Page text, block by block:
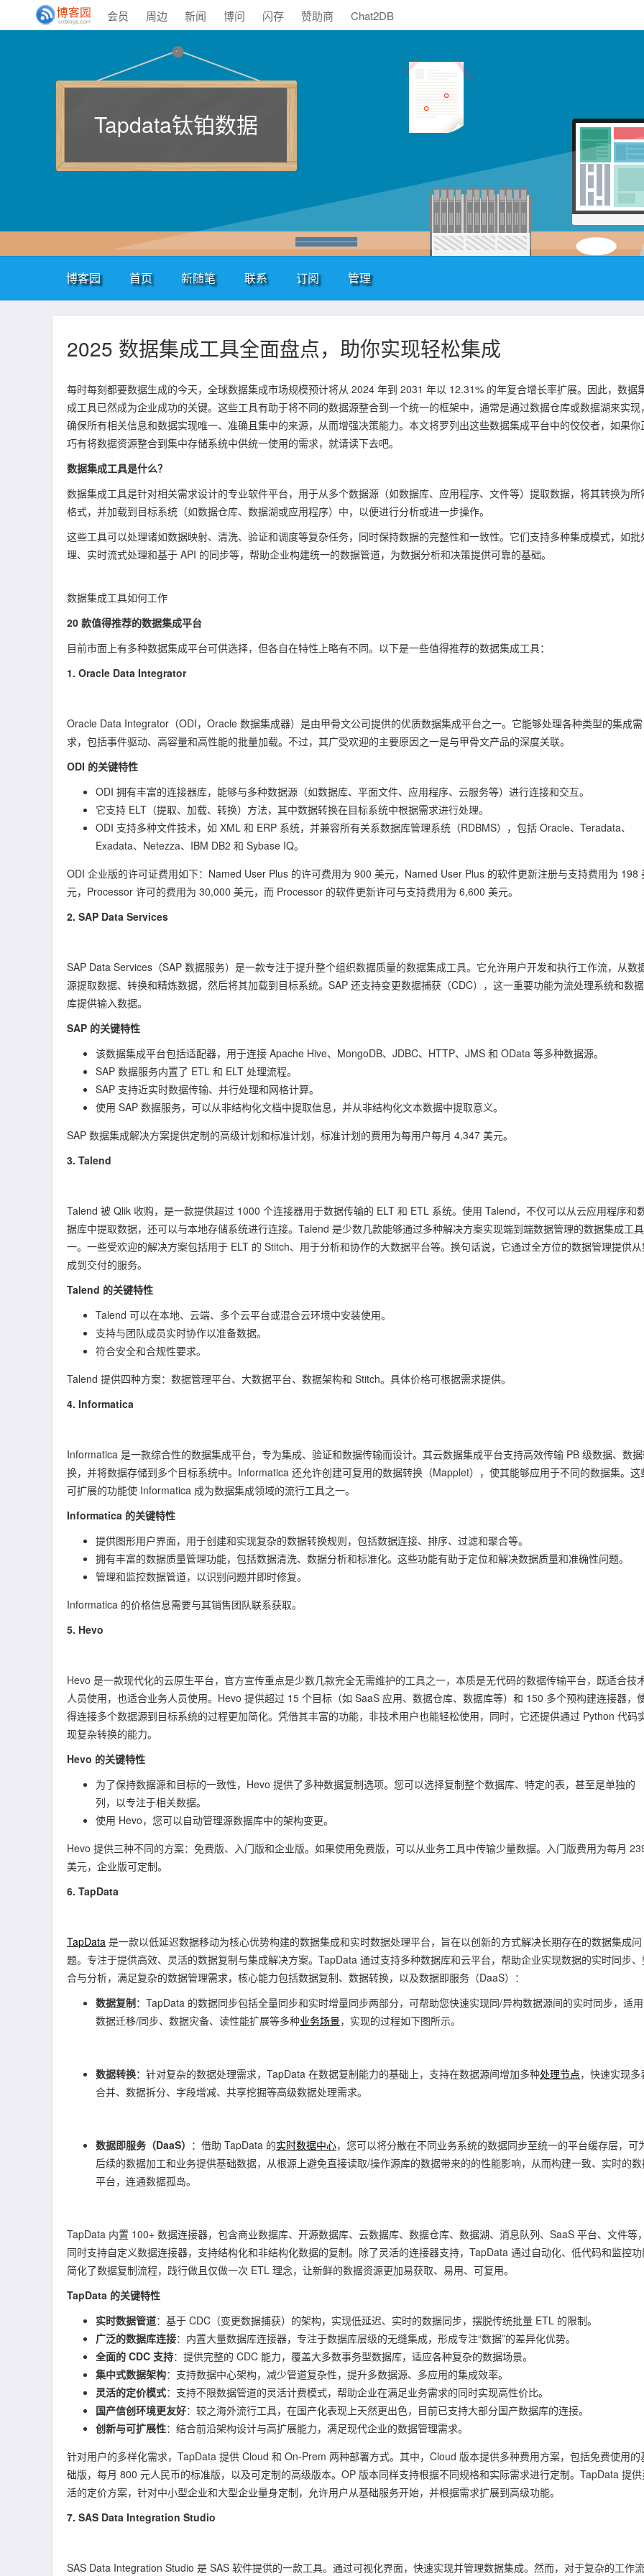
会员 周边 新闻 博问 闪存 赞助商 Chat2DB
Tapdata钛铂数据
博客园 首页 新随笔 联系 订阅 管理
2025 数据集成工具全面盘点，助你实现轻松集成
每时每刻都要数据生成的今天，全球数据集成市场规模预计将从 2024 年到 2031 年以 12.31% 的年复合增长率扩展。因此，数据
成工具已然成为企业成功的关键。这些工具有助于将不同的数据源整合到一个统一的框架中，通常是通过数据仓库或数据湖来实现
确保所有相关信息和数据实现唯一、准确且集中的来源，从而增强决策能力。本文将罗列出这些数据集成平台中的佼佼者，如果你
巧有将数据资源整合到集中存储系统中供统一使用的需求，就请读下去吧。
数据集成工具是什么？
数据集成工具是针对相关需求设计的专业软件平台，用于从多个数据源（如数据库、应用程序、文件等）提取数据，将其转换为所
格式，并加载到目标系统（如数据仓库、数据湖或应用程序）中，以便进行分析或进一步操作。
这些工具可以处理诸如数据映射、清洗、验证和调度等复杂任务，同时保持数据的完整性和一致性。它们支持多种集成模式，如批
理、实时流式处理和基于 API 的同步等，帮助企业构建统一的数据管道，为数据分析和决策提供可靠的基础。
数据集成工具如何工作
20 款值得推荐的数据集成平台
目前市面上有多种数据集成平台可供选择，但各自在特性上略有不同。以下是一些值得推荐的数据集成工具：
1. Oracle Data Integrator
Oracle Data Integrator（ODI，Oracle 数据集成器）是由甲骨文公司提供的优质数据集成平台之一。它能够处理各种类型的集成需
求，包括事件驱动、高容量和高性能的批量加载。不过，其广受欢迎的主要原因之一是与甲骨文产品的深度关联。
ODI 的关键特性
ODI 拥有丰富的连接器库，能够与多种数据源（如数据库、平面文件、应用程序、云服务等）进行连接和交互。
它支持 ELT（提取、加载、转换）方法，其中数据转换在目标系统中根据需求进行处理。
ODI 支持多种文件技术，如 XML 和 ERP 系统，并兼容所有关系数据库管理系统（RDBMS），包括 Oracle、Teradata、
Exadata、Netezza、IBM DB2 和 Sybase IQ。
ODI 企业版的许可证费用如下：Named User Plus 的许可费用为 900 美元，Named User Plus 的软件更新注册与支持费用为 198
元，Processor 许可的费用为 30,000 美元，而 Processor 的软件更新许可与支持费用为 6,600 美元。
2. SAP Data Services
SAP Data Services（SAP 数据服务）是一款专注于提升整个组织数据质量的数据集成工具。它允许用户开发和执行工作流，从数
源提取数据、转换和精炼数据，然后将其加载到目标系统。SAP 还支持变更数据捕获（CDC），这一重要功能为流处理系统和数
库提供输入数据。
SAP 的关键特性
该数据集成平台包括适配器，用于连接 Apache Hive、MongoDB、JDBC、HTTP、JMS 和 OData 等多种数据源。
SAP 数据服务内置了 ETL 和 ELT 处理流程。
SAP 支持近实时数据传输、并行处理和网格计算。
使用 SAP 数据服务，可以从非结构化文档中提取信息，并从非结构化文本数据中提取意义。
SAP 数据集成解决方案提供定制的高级计划和标准计划，标准计划的费用为每用户每月 4,347 美元。
3. Talend
Talend 被 Qlik 收购，是一款提供超过 1000 个连接器用于数据传输的 ELT 和 ETL 系统。使用 Talend，不仅可以从云应用程序和
据库中提取数据，还可以与本地存储系统进行连接。Talend 是少数几款能够通过多种解决方案实现端到端数据管理的数据集成工
一。一些受欢迎的解决方案包括用于 ELT 的 Stitch、用于分析和协作的大数据平台等。换句话说，它通过全方位的数据管理提供
成到交付的服务。
Talend 的关键特性
Talend 可以在本地、云端、多个云平台或混合云环境中安装使用。
支持与团队成员实时协作以准备数据。
符合安全和合规性要求。
Talend 提供四种方案：数据管理平台、大数据平台、数据架构和 Stitch。具体价格可根据需求提供。
4. Informatica
Informatica 是一款综合性的数据集成平台，专为集成、验证和数据传输而设计。其云数据集成平台支持高效传输 PB 级数据、数
换，并将数据存储到多个目标系统中。Informatica 还允许创建可复用的数据转换（Mapplet），使其能够应用于不同的数据集。这
可扩展的功能使 Informatica 成为数据集成领域的流行工具之一。
Informatica 的关键特性
提供图形用户界面，用于创建和实现复杂的数据转换规则，包括数据连接、排序、过滤和聚合等。
拥有丰富的数据质量管理功能，包括数据清洗、数据分析和标准化。这些功能有助于定位和解决数据质量和准确性问题。
管理和监控数据管道，以识别问题并即时修复。
Informatica 的价格信息需要与其销售团队联系获取。
5. Hevo
Hevo 是一款现代化的云原生平台，官方宣传重点是少数几款完全无需维护的工具之一，本质是无代码的数据传输平台，既适合技
人员使用，也适合业务人员使用。Hevo 提供超过 15 个目标（如 SaaS 应用、数据仓库、数据库等）和 150 多个预构建连接器，
得连接多个数据源到目标系统的过程更加简化。凭借其丰富的功能，非技术用户也能轻松使用，同时，它还提供通过 Python 代码
现复杂转换的能力。
Hevo 的关键特性
为了保持数据源和目标的一致性，Hevo 提供了多种数据复制选项。您可以选择复制整个数据库、特定的表，甚至是单独的
列，以专注于相关数据。
使用 Hevo，您可以自动管理源数据库中的架构变更。
Hevo 提供三种不同的方案：免费版、入门版和企业版。如果使用免费版，可以从业务工具中传输少量数据。入门版费用为每月
美元，企业版可定制。
6. TapData
TapData 是一款以低延迟数据移动为核心优势构建的数据集成和实时数据处理平台，旨在以创新的方式解决长期存在的数据集成问
题。专注于提供高效、灵活的数据复制与集成解决方案。TapData 通过支持多种数据库和云平台，帮助企业实现数据的实时同步
合与分析，满足复杂的数据管理需求，核心能力包括数据复制、数据转换，以及数据即服务（DaaS）：
数据复制：TapData 的数据同步包括全量同步和实时增量同步两部分，可帮助您快速实现同/异构数据源间的实时同步，适
数据迁移/同步、数据灾备、读性能扩展等多种业务场景，实现的过程如下图所示。
数据转换：针对复杂的数据处理需求，TapData 在数据复制能力的基础上，支持在数据源间增加多种处理节点，快速实现多
合并、数据拆分、字段增减、共享挖掘等高级数据处理需求。
数据即服务（DaaS） ：借助 TapData 的实时数据中心，您可以将分散在不同业务系统的数据同步至统一的平台缓存层，可
后续的数据加工和业务提供基础数据，从根源上避免直接读取/操作源库的数据带来的的性能影响，从而构建一致、实时的
平台，连通数据孤岛。
TapData 内置 100+ 数据连接器，包含商业数据库、开源数据库、云数据库、数据仓库、数据湖、消息队列、SaaS 平台、文件等
同时支持自定义数据连接器，支持结构化和非结构化数据的复制。除了灵活的连接器支持，TapData 通过自动化、低代码和监控
简化了数据复制流程，践行做且仅做一次 ETL 理念，让新鲜的数据资源更加易获取、易用、可复用。
TapData 的关键特性
实时数据管道：基于 CDC（变更数据捕获）的架构，实现低延迟、实时的数据同步，摆脱传统批量 ETL 的限制。
广泛的数据库连接：内置大量数据库连接器，专注于数据库层级的无缝集成，形成专注“数据”的差异化优势。
全面的 CDC 支持：提供完整的 CDC 能力，覆盖大多数事务型数据库，适应各种复杂的数据场景。
集中式数据架构：支持数据中心架构，减少管道复杂性，提升多数据源、多应用的集成效率。
灵活的定价模式：支持不限数据管道的灵活计费模式，帮助企业在满足业务需求的同时实现高性价比。
国产信创环境更友好：较之海外流行工具，在国产化表现上天然更出色，目前已支持大部分国产数据库的连接。
创新与可扩展性：结合前沿架构设计与高扩展能力，满足现代企业的数据管理需求。
针对用户的多样化需求，TapData 提供 Cloud 和 On-Prem 两种部署方式。其中，Cloud 版本提供多种费用方案，包括免费使用的
础版，每月 800 元人民币的标准版，以及可定制的高级版本。OP 版本同样支持根据不同规格和实际需求进行定制。TapData 提
活的定价方案，针对中小型企业和大型企业量身定制，允许用户从基础服务开始，并根据需求扩展到高级功能。
7. SAS Data Integration Studio
SAS Data Integration Studio 是 SAS 软件提供的一款工具。通过可视化界面，快速实现并管理数据集成。然而，对于复杂的工作